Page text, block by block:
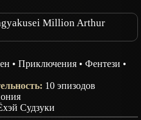
Million Arthur
•Приключения •Фентези •
10 эпизодов
Судзуки